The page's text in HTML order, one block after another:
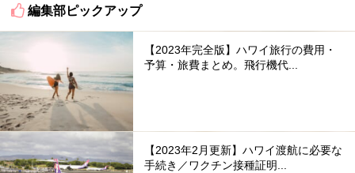
編集部ピックアップ
【2023年完全版】ハワイ旅行の費用・
予算・旅費まとめ。飛行機代...
【2023年2月更新】ハワイ渡航に必要な
手続き／ワクチン接種証明...